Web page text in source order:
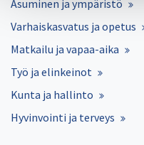
Asuminen ja ympäristö
Varhaiskasvatus ja opetus
Matkailu ja vapaa-aika
Työ ja elinkeinot
Kunta ja hallinto
Hyvinvointi ja terveys